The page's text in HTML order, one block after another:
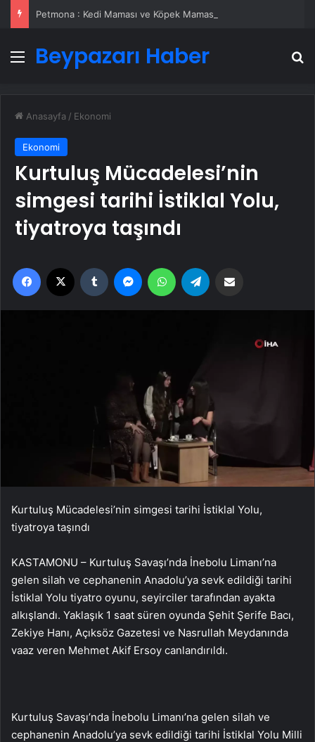
Menü
Beypazarı Haber
Anasayfa / Ekonomi
Ekonomi
Kurtuluş Mücadelesi’nin
simgesi tarihi İstiklal Yolu,
tiyatroya taşındı
Facebook Tumblr MessengerWhatsApp
Kurtuluş Mücadelesi’nin simgesi tarihi İstiklal Yolu,
tiyatroya taşındı
KASTAMONU – Kurtuluş Savaşı’nda İnebolu Limanı’na
gelen silah ve cephanenin Anadolu’ya sevk edildiği tarihi
İstiklal Yolu tiyatro oyunu, seyirciler tarafından ayakta
alkışlandı. Yaklaşık 1 saat süren oyunda Şehit Şerife Bacı,
Zekiye Hanı, Açıksöz Gazetesi ve Nasrullah Meydanında
vaaz veren Mehmet Akif Ersoy canlandırıldı.
Kurtuluş Savaşı’nda İnebolu Limanı’na gelen silah ve
cephanenin Anadolu’ya sevk edildiği tarihi İstiklal Yolu Milli